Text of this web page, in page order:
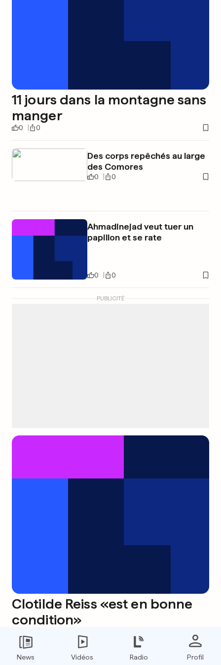
11 jours dans la montagne sans
manger
0 0
Des corps repêchés au large
des Comores
0 0
Ahmadinejad veut tuer un
papillon et se rate
0 0
PUBLICITÉ
Clotilde Reiss «est en bonne
condition»
Du cash pour les épargnants
News Vidéos Radio Profil